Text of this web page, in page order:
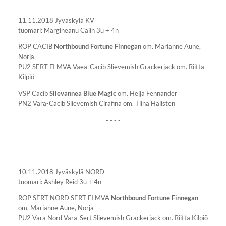
- - - -
11.11.2018 Jyväskylä KV
tuomari: Margineanu Calin 3u + 4n
ROP CACIB Northbound Fortune Finneganom. Marianne Aune,
Norja
PU2 SERT FI MVA Vaea-Cacib Slievemish Grackerjack om. Riitta
Kilpiö
VSP CacibSlievannea Blue Magicom. Heljä Fennander
PN2 Vara-Cacib Slievemish Cirafina om. Tiina Hallsten
- - - -
- - - -
10.11.2018 Jyväskylä NORD
tuomari: Ashley Reid 3u + 4n
ROP SERT NORD SERT FI MVA Northbound Fortune Finnegan
om. Marianne Aune, Norja
PU2 Vara Nord Vara-Sert Slievemish Grackerjack om. Riitta Kilpiö